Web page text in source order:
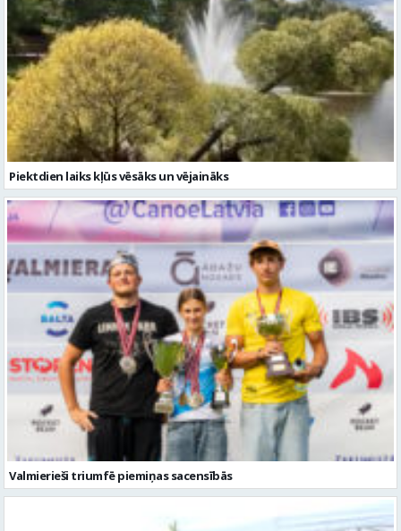
Piektdien laiks kļūs vēsāks un vējaināks
Valmierieši triumfē piemiņas sacensībās